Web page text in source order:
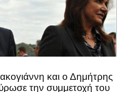
και ο Δημήτρης
την συμμετοχή του